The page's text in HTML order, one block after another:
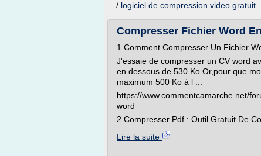
/ logiciel de compression video gratuit
Compresser Fichier Word
1 Comment Compresser Un Fichier
J'essaie de compresser un CV word
en dessous de 530 Ko.Or,pour que
maximum 500 Ko à l ...
https://www.commentcamarche.net/
word
2 Compresser Pdf : Outil Gratuit De
Lire la suite